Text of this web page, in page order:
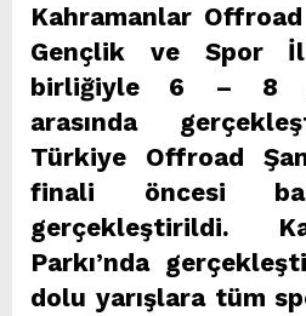
Kahramanlar
Gençlik ve Spor
birliğiyle 6 – 8
arasında
Türkiye Offroad
finali öncesi
gerçekleştirildi.
Parkı’nda
dolu yarışlara tüm